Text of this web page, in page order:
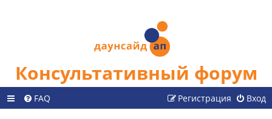
Консультативный форум
FAQ Вход
Регистрация